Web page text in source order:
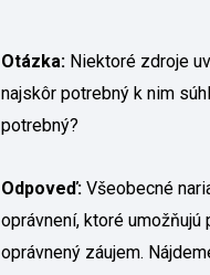
Otázka: Niektoré zdroje
najskôr potrebný k nim
potrebný?
Odpoveď: Všeobecné
oprávnení, ktoré
oprávnený záujem.